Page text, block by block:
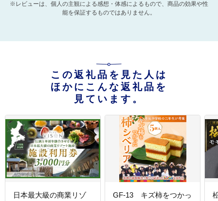
※レビューは、個人の主観による感想・体感によるもので、商品の効果や性
能を保証するものではありません。
この返礼品を見た人は
ほかにこんな返礼品を
見ています。
日本最大級の商業リゾ
GF-13 キズ柿をつかっ